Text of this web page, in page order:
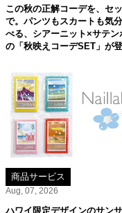
この秋の正解コーデを、セ
で。パンツもスカートも気
べる、シアーニット×サテン
の「秋映えコーデSET」が
商品サービス
Aug, 07, 2026
ハワイ限定デザインのサン